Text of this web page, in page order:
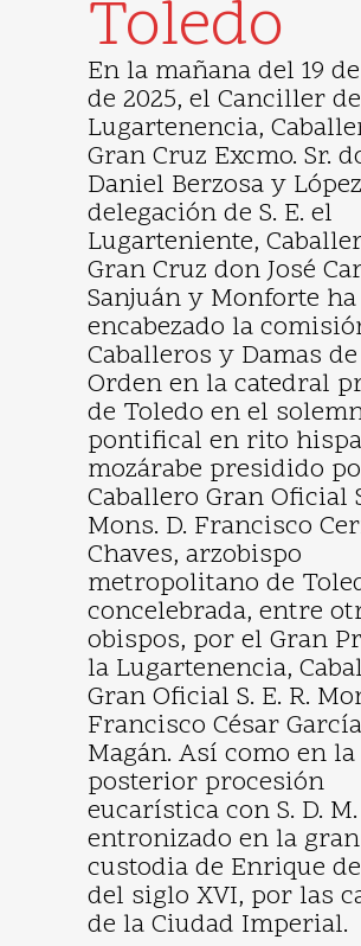
Toledo
En la mañana del 19
de 2025, el Canciller
Lugartenencia,
Gran Cruz Excmo. Sr.
Daniel Berzosa y
delegación de S. E. el
Lugarteniente,
Gran Cruz don José
Sanjuán y Monforte ha
encabezado la
Caballeros y Damas
Orden en la catedral
de Toledo en el
pontifical en rito
mozárabe presidido
Caballero Gran Oficial
Mons. D. Francisco
Chaves, arzobispo
metropolitano de
concelebrada, entre
obispos, por el Gran
la Lugartenencia,
Gran Oficial S. E. R.
Francisco César
Magán. Así como en la
posterior procesión
eucarística con S. D. M.
entronizado en la gran
custodia de Enrique
del siglo XVI, por las
de la Ciudad Imperial.